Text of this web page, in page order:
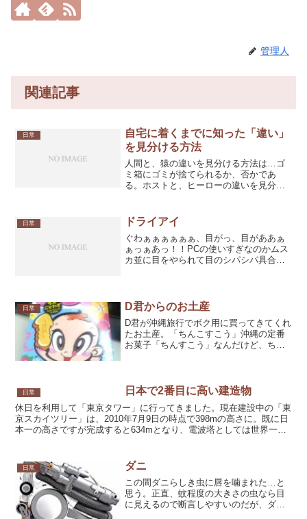
管理人
関連記事
日常
自宅に着くまでに知った「違い」
を見分ける方法
人間と、猿の違いを見分ける方法は…ゴ
ミ箱にゴミが捨てられるか、否かであ
る。ホストと、ヒーローの違いを見分け
ける方法はまだ見つかっていない。この
街は野生とファンタジーに...
日常 ドライアイ
ぐわぁぁぁぁぁぁ、目がっ、目がああぁ
ぁっぁあっ！！PCの使いすぎなのかムス
カ並に目をやられて目のシパシパ具合が
は自慢出来るく...
日常 D君からのお土産
D君が沖縄旅行でボク用に買ってきてくれ
たお土産。「ちんこすこう」沖縄の定番
お菓子「ちんすこう」なんだけど、ちん
小学生時代を思い出すよう...
日常 日本で2番目に高い建造物
休日を利用して「東京タワー」に行ってきました。現在建設中の「東
京スカイツリー」は、2010年7月9日の時点で398mの高さに。既に日
本一の高さですが完成すると634mとなり、電波塔としては世界一の
日常 ダニ
この間ダニらしき虫に唇を噛まれた…と
思う。正直、蚊程度の大きさの虫なら目
に見えるので断言しやすいのだが、ダニ